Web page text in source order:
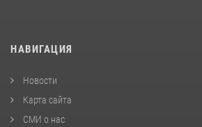
НАВИГАЦИЯ
Новости
Карта сайта
СМИ о нас